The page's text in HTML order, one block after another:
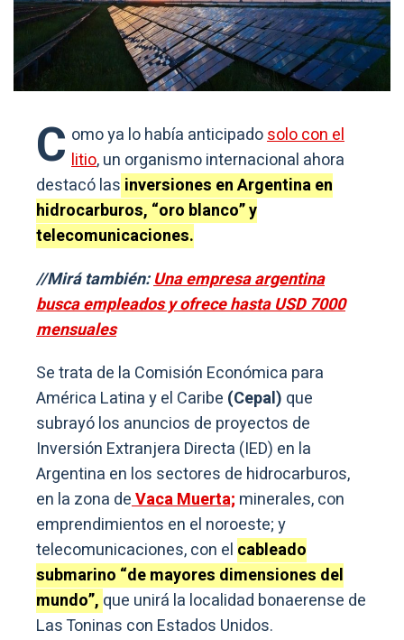
C omo ya lo había anticipadosolo con el
litio, un organismo internacional ahora
destacó las inversiones en Argentina en
hidrocarburos, “oro blanco” y
telecomunicaciones.
//Mirá también:Una empresa argentina
busca empleados y ofrece hasta USD 7000
mensuales
Se trata de la Comisión Económica para
América Latina y el Caribe (Cepal) que
subrayó los anuncios de proyectos de
Inversión Extranjera Directa (IED) en la
Argentina en los sectores de hidrocarburos,
en la zona deVaca Muerta; minerales, con
emprendimientos en el noroeste; y
telecomunicaciones, con el cableado
submarino “de mayores dimensiones del
mundo”, que unirá la localidad bonaerense de
Las Toninas con Estados Unidos.